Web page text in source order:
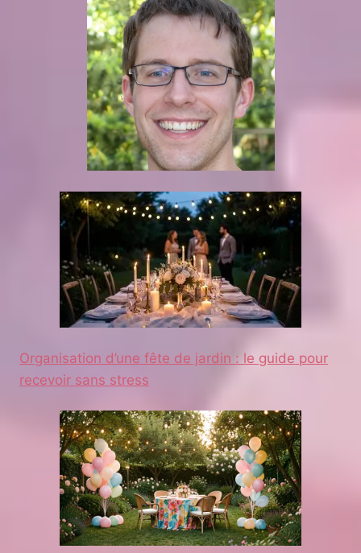
Organisation d’une fête de jardin : le guide pour
recevoir sans stress